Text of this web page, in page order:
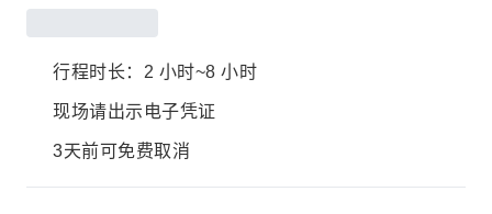
行程时长：2 小时~8 小时
现场请出示电子凭证
3天前可免费取消